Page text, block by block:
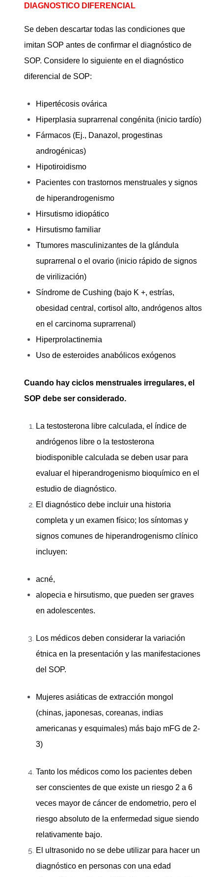
DIAGNOSTICO DIFERENCIAL
Se deben descartar todas las condiciones que
imitan SOP antes de confirmar el diagnóstico de
SOP. Considere lo siguiente en el diagnóstico
diferencial de SOP:
Hipertécosis ovárica
Hiperplasia suprarrenal congénita (inicio tardío)
Fármacos (Ej., Danazol, progestinas
androgénicas)
Hipotiroidismo
Pacientes con trastornos menstruales y signos
de hiperandrogenismo
Hirsutismo idiopático
Hirsutismo familiar
Ttumores masculinizantes de la glándula
suprarrenal o el ovario (inicio rápido de signos
de virilización)
Síndrome de Cushing (bajo K +, estrías,
obesidad central, cortisol alto, andrógenos altos
en el carcinoma suprarrenal)
Hiperprolactinemia
Uso de esteroides anabólicos exógenos
Cuando hay ciclos menstruales irregulares, el
SOP debe ser considerado.
La testosterona libre calculada, el índice de
andrógenos libre o la testosterona
biodisponible calculada se deben usar para
evaluar el hiperandrogenismo bioquímico en el
estudio de diagnóstico.
El diagnóstico debe incluir una historia
completa y un examen físico; los síntomas y
signos comunes de hiperandrogenismo clínico
incluyen:
acné,
alopecia e hirsutismo, que pueden ser graves
en adolescentes.
Los médicos deben considerar la variación
étnica en la presentación y las manifestaciones
del SOP.
Mujeres asiáticas de extracción mongol
(chinas, japonesas, coreanas, indias
americanas y esquimales) más bajo mFG de 2-
3)
Tanto los médicos como los pacientes deben
ser conscientes de que existe un riesgo 2 a 6
veces mayor de cáncer de endometrio, pero el
riesgo absoluto de la enfermedad sigue siendo
relativamente bajo.
El ultrasonido no se debe utilizar para hacer un
diagnóstico en personas con una edad